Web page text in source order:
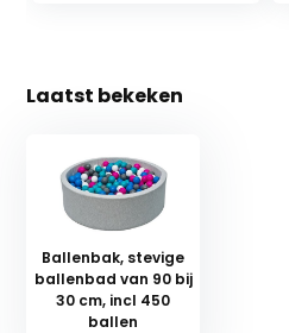
Laatst bekeken
Ballenbak, stevige
ballenbad van 90 bij
30 cm, incl 450
ballen